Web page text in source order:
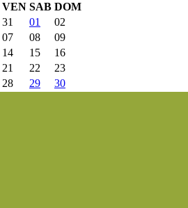
VEN SAB DOM
31 01
02
07 08
09
14 15
16
21 22
23
28 29 30